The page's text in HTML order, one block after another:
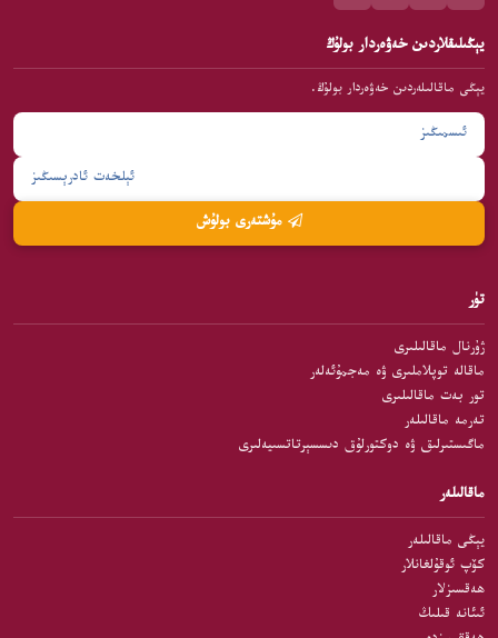
يېڭىلىقلاردىن خەۋەردار بولۇڭ
يېڭى ماقالىلەردىن خەۋەردار بولۇڭ.
تۈر
ژۇرنال ماقالىلىرى
ماقالە توپلاملىرى ۋە مەجمۇئەلەر
تور بەت ماقالىلىرى
تەرمە ماقالىلەر
ماگىستىرلىق ۋە دوكتورلۇق دىسسېرتاتسىيەلىرى
ماقالىلەر
يېڭى ماقالىلەر
كۆپ ئوقۇلغانلار
ھەقسىزلار
ئىئانە قىلىڭ